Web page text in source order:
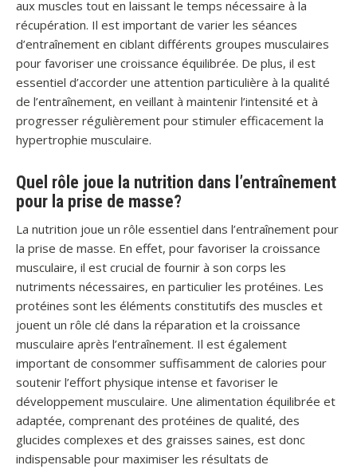
aux muscles tout en laissant le temps nécessaire à la
récupération. Il est important de varier les séances
d’entraînement en ciblant différents groupes musculaires
pour favoriser une croissance équilibrée. De plus, il est
essentiel d’accorder une attention particulière à la qualité
de l’entraînement, en veillant à maintenir l’intensité et à
progresser régulièrement pour stimuler efficacement la
hypertrophie musculaire.
Quel rôle joue la nutrition dans l’entraînement
pour la prise de masse?
La nutrition joue un rôle essentiel dans l’entraînement pour
la prise de masse. En effet, pour favoriser la croissance
musculaire, il est crucial de fournir à son corps les
nutriments nécessaires, en particulier les protéines. Les
protéines sont les éléments constitutifs des muscles et
jouent un rôle clé dans la réparation et la croissance
musculaire après l’entraînement. Il est également
important de consommer suffisamment de calories pour
soutenir l’effort physique intense et favoriser le
développement musculaire. Une alimentation équilibrée et
adaptée, comprenant des protéines de qualité, des
glucides complexes et des graisses saines, est donc
indispensable pour maximiser les résultats de